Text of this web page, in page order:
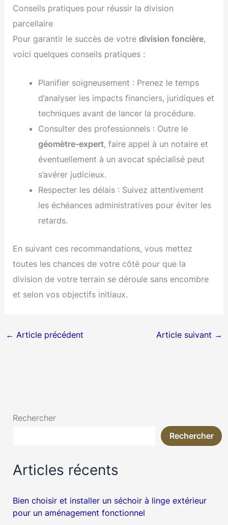
Conseils pratiques pour réussir la division
parcellaire
Pour garantir le succès de votredivision foncière,
voici quelques conseils pratiques :
Planifier soigneusement : Prenez le temps
d’analyser les impacts financiers, juridiques et
techniques avant de lancer la procédure.
Consulter des professionnels : Outre le
géomètre-expert, faire appel à un notaire et
éventuellement à un avocat spécialisé peut
s’avérer judicieux.
Respecter les délais : Suivez attentivement
les échéances administratives pour éviter les
retards.
En suivant ces recommandations, vous mettez
toutes les chances de votre côté pour que la
division de votre terrain se déroule sans encombre
et selon vos objectifs initiaux.
← Article précédent Article suivant →
Rechercher
Rechercher
Articles récents
Bien choisir et installer un séchoir à linge extérieur
pour un aménagement fonctionnel